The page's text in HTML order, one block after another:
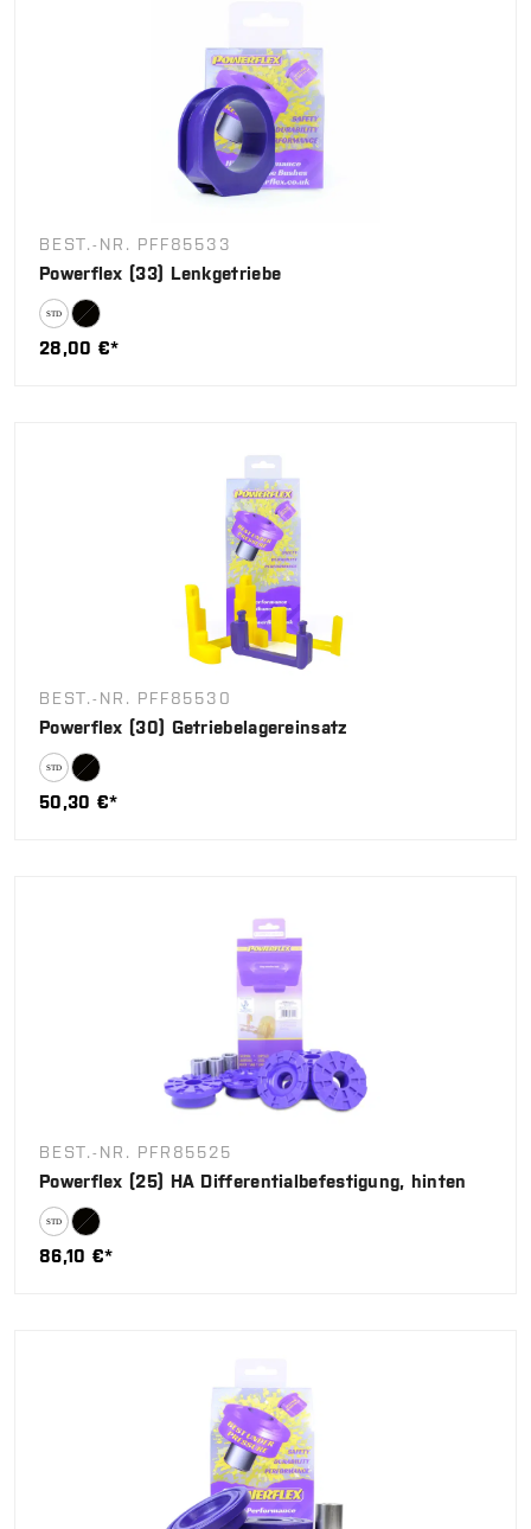
BEST.-NR. PFF85533
Powerflex (33) Lenkgetriebe
28,00 €*
BEST.-NR. PFF85530
Powerflex (30) Getriebelagereinsatz
50,30 €*
BEST.-NR. PFR85525
Powerflex (25) HA Differentialbefestigung, hinten
86,10 €*